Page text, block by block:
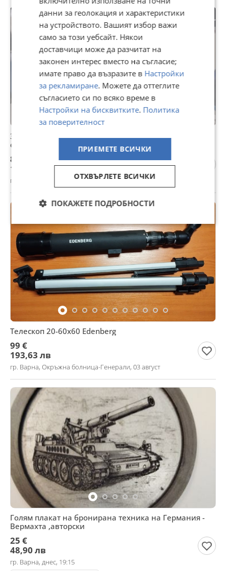
Зарядни 2-4А и SMART,дисплеи,ключалки за
електрически велосипед BOSCH
80 €
156,47 лв
гр. Варна, Трошево, вчера, 09:59
Телескоп 20-60x60 Edenberg
99 €
193,63 лв
гр. Варна, Окръжна болница-Генерали, 03 август
Голям плакат на бронирана техника на Германия -
Вермахта ,авторски
25 €
48,90 лв
гр. Варна, днес, 19:15
данни за геолокация и характеристики
на устройството. Вашият избор важи
само за този уебсайт. Някои
доставчици може да разчитат на
законен интерес вместо на съгласие;
имате право да възразите в Настройки
за рекламиране. Можете да оттеглите
съгласието си по всяко време в
Настройки на бисквитките. Политика
за поверителност
ПРИЕМЕТЕ ВСИЧКИ
ОТХВЪРЛЕТЕ ВСИЧКИ
ПОКАЖЕТЕ ПОДРОБНОСТИ